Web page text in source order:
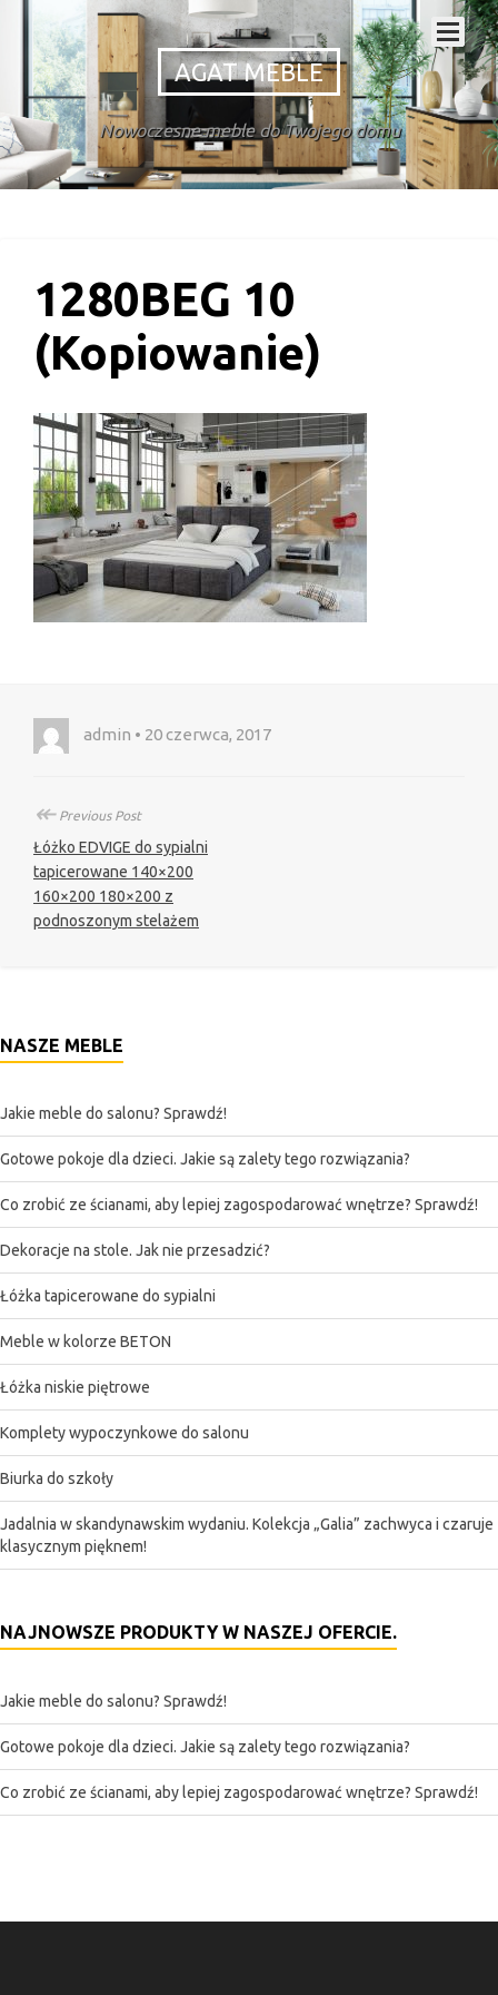
AGAT MEBLE
Nowoczesne meble do Twojego domu
1280BEG 10
(Kopiowanie)
admin • 20 czerwca, 2017
↞Previous Post
Łóżko EDVIGE do sypialni
tapicerowane 140×200
160×200 180×200 z
podnoszonym stelażem
NASZE MEBLE
Jakie meble do salonu? Sprawdź!
Gotowe pokoje dla dzieci. Jakie są zalety tego rozwiązania?
Co zrobić ze ścianami, aby lepiej zagospodarować wnętrze? Sprawdź!
Dekoracje na stole. Jak nie przesadzić?
Łóżka tapicerowane do sypialni
Meble w kolorze BETON
Łóżka niskie piętrowe
Komplety wypoczynkowe do salonu
Biurka do szkoły
Jadalnia w skandynawskim wydaniu. Kolekcja „Galia” zachwyca i czaruje
klasycznym pięknem!
NAJNOWSZE PRODUKTY W NASZEJ OFERCIE.
Jakie meble do salonu? Sprawdź!
Gotowe pokoje dla dzieci. Jakie są zalety tego rozwiązania?
Co zrobić ze ścianami, aby lepiej zagospodarować wnętrze? Sprawdź!